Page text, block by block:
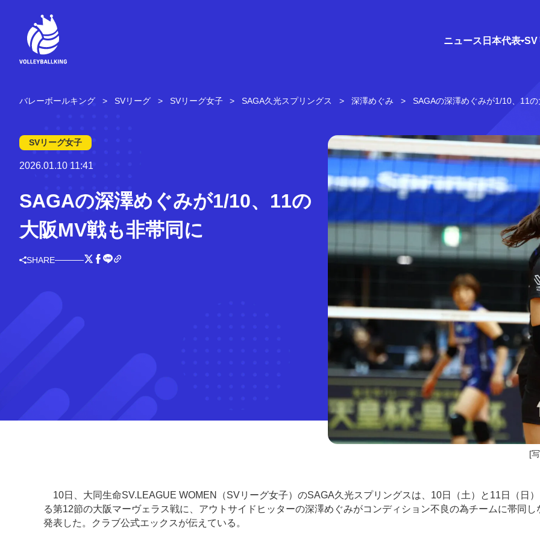
ニュース 日本代表 SV
バレーボールキング SVリーグ SVリーグ女子 SAGA久光スプリングス 深澤めぐみ SAGAの深澤めぐみが1/10、11
SVリーグ女子
2026.01.10 11:41
SAGAの深澤めぐみが1/10、11の
大阪MV戦も非帯同に
SHARE
[
10日、大同生命SV.LEAGUE WOMEN（SVリーグ女子）のSAGA久光スプリングスは、10日（土）と11日（日
る第12節の大阪マーヴェラス戦に、アウトサイドヒッターの深澤めぐみがコンディション不良の為チームに帯同し
発表した。クラブ公式エックスが伝えている。